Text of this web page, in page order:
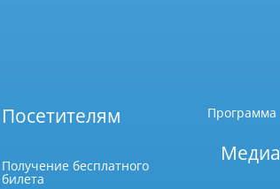
Посетителям
Получение бесплатного
билета
Программа
Медиа